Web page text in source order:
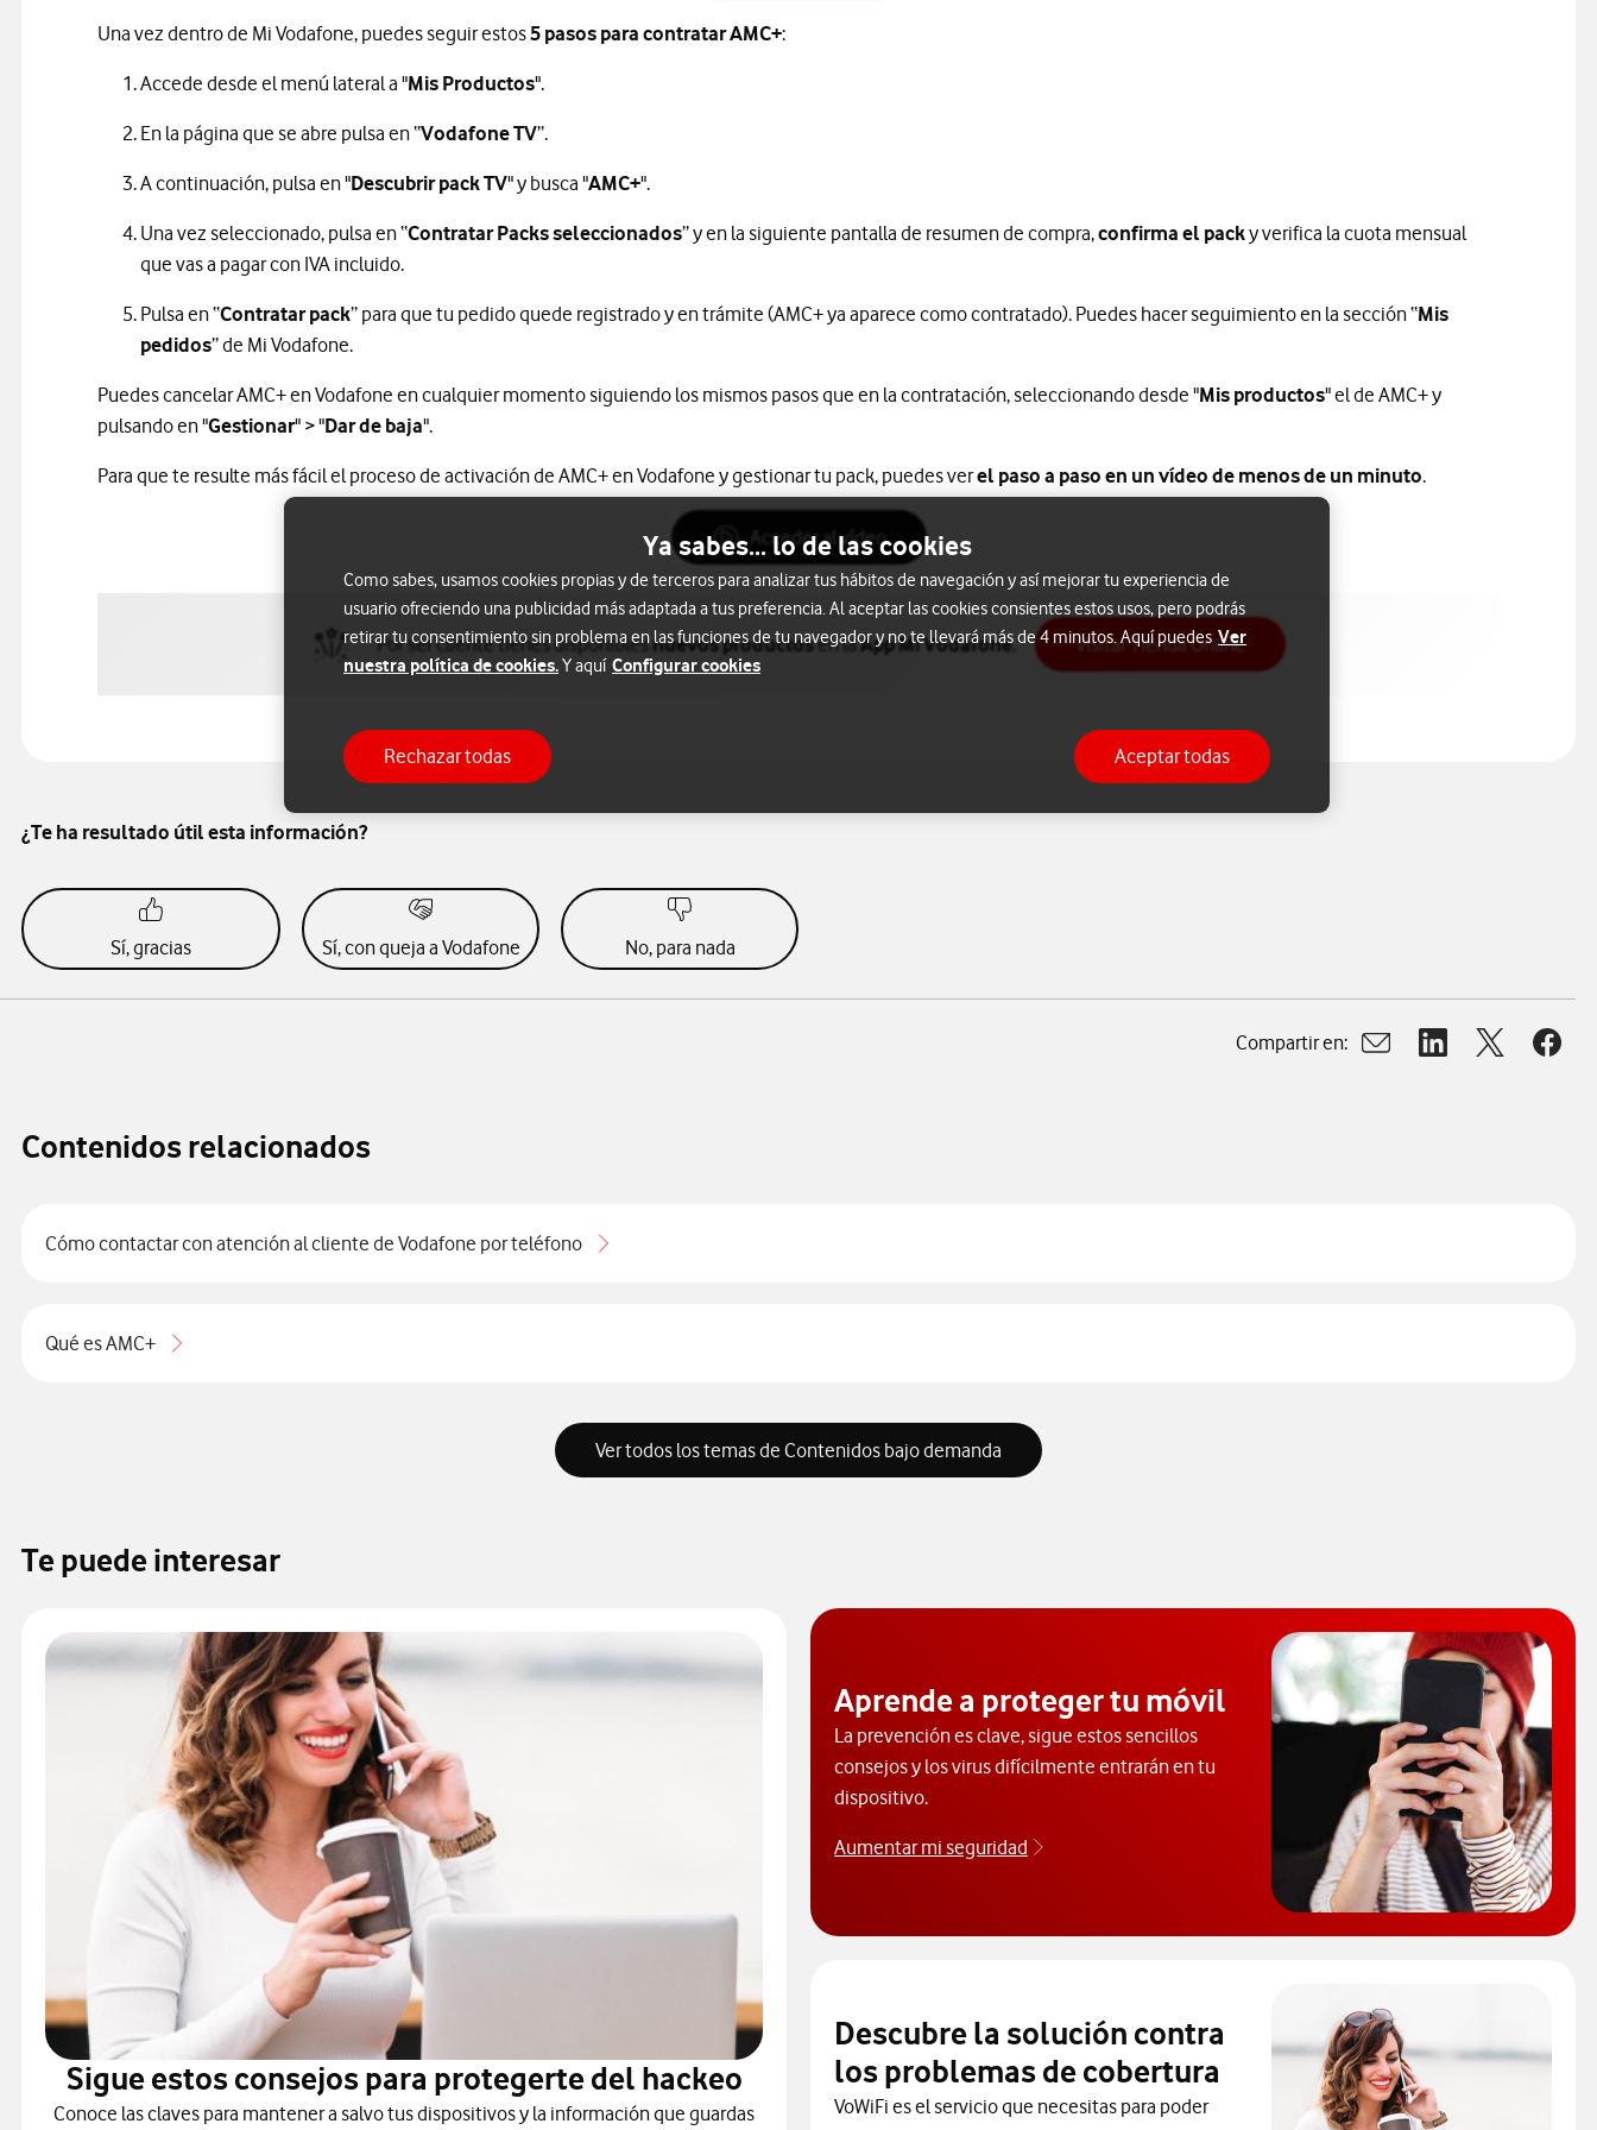
Una vez dentro de Mi Vodafone, puedes seguir estos5 pasos para contratar AMC+:
Accede desde el menú lateral a "Mis Productos".
En la página que se abre pulsa en “Vodafone TV”.
A continuación, pulsa en "Descubrir pack TV" y busca "AMC+".
Una vez seleccionado, pulsa en “Contratar Packs seleccionados” y en la siguiente pantalla de resumen de compra,confirma el packy verifica la cuota mensual
que vas a pagar con IVA incluido.
Pulsa en “Contratar pack” para que tu pedido quede registrado y en trámite (AMC+ ya aparece como contratado). Puedes hacer seguimiento en la sección “Mis
pedidos” de Mi Vodafone.
Puedes cancelar AMC+ en Vodafone en cualquier momento siguiendo los mismos pasos que en la contratación, seleccionando desde "Mis productos" el de AMC+ y
pulsando en "Gestionar" > "Dar de baja".
Para que te resulte más fácil el proceso de activación de AMC+ en Vodafone y gestionar tu pack, puedes verel paso a paso en un vídeo de menos de un minuto.
Acceder al vídeo
Por ser cliente tienes disponiblesnuevos productosen laApp Mi Vodafone. Visitar Tienda OnlineAcceso a Tienda Online
¿Te ha resultado útil esta información?
Sí, gracias Sí, con queja a Vodafone No, para nada
Compartir en:
Abrir ventana para
Abrir ventana para
Abrir Abrir
Contenidos relacionados
Cómo contactar con atención al cliente de Vodafone por teléfono
Qué es AMC+
Ver todos los temas de Contenidos bajo demanda
Te puede interesar
Sigue estos consejos para protegerte del hackeo
Conoce las claves para mantener a salvo tus dispositivos y la información que guardas
Aprende a proteger tu móvil
La prevención es clave, sigue estos sencillos
consejos y los virus difícilmente entrarán en tu
dispositivo.
Aumentar mi seguridad
Aprende a proteger tu móvil de virus.
Descubre la solución contra
los problemas de cobertura
VoWiFi es el servicio que necesitas para poder
Ya sabes... lo de las cookies
Como sabes, usamos cookies propias y de terceros para analizar tus hábitos de navegación y así mejorar tu experiencia de
usuario ofreciendo una publicidad más adaptada a tus preferencia. Al aceptar las cookies consientes estos usos, pero podrás
retirar tu consentimiento sin problema en las funciones de tu navegador y no te llevará más de 4 minutos. Aquí puedes Ver
nuestra política de cookies.Y aquí Configurar cookies
Rechazar todas Aceptar todas